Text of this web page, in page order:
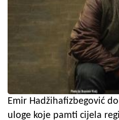
Emir Hadžihafizbegović
uloge koje pamti cijela